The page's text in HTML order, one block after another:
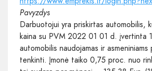
Pavyzdys
Darbuotojui yra priskirtas automobilis,
kaina su PVM 2022 01 01 d. įvertinta
automobilis naudojamas ir asmeniniams
tenkinti. Įmonė taiko 0,75 proc. nuo